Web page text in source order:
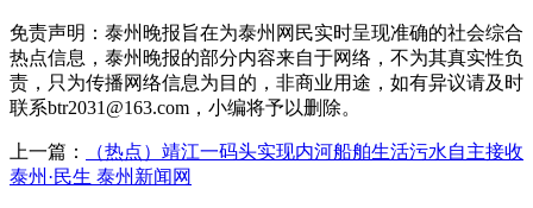
免责声明：泰州晚报旨在为泰州网民实时呈现准确的社会综合
热点信息，泰州晚报的部分内容来自于网络，不为其真实性负
责，只为传播网络信息为目的，非商业用途，如有异议请及时
联系btr2031@163.com，小编将予以删除。
上一篇：
（热点）靖江一码头实现内河船舶生活污水自主接收
泰州·民生 泰州新闻网